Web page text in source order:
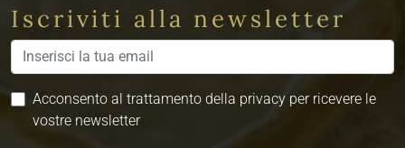
Iscriviti alla newsletter
Acconsento al trattamento della privacy per ricevere le
vostre newsletter